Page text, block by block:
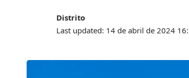
Last updated: 14 de abril de 2024
Distrito